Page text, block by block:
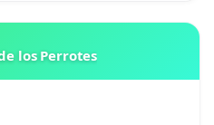
los Perrotes